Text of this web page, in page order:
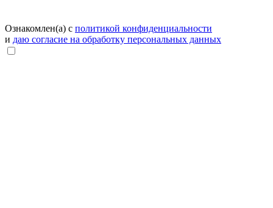
Ознакомлен(а) с политикой конфиденциальности
и даю согласие на обработку персональных данных